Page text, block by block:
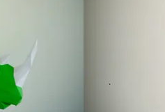
Stückzahlen herstellen.